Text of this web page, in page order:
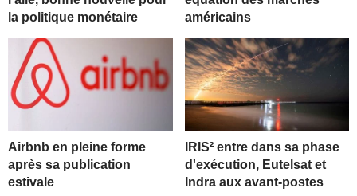
la politique monétaire
américains
Airbnb en pleine forme
après sa publication
estivale
IRIS² entre dans sa phase
d'exécution, Eutelsat et
Indra aux avant-postes